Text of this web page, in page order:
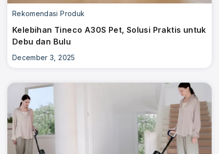
Rekomendasi Produk
Kelebihan Tineco A30S Pet, Solusi Praktis untuk
Debu dan Bulu
December 3, 2025